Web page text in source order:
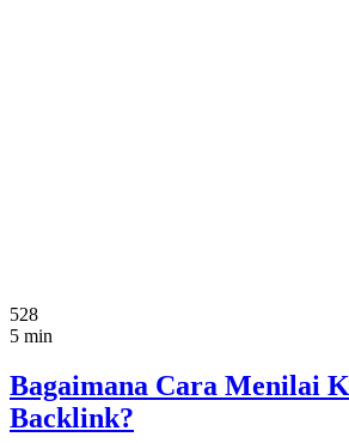
528
5 min
Bagaimana Cara Menilai
Backlink?